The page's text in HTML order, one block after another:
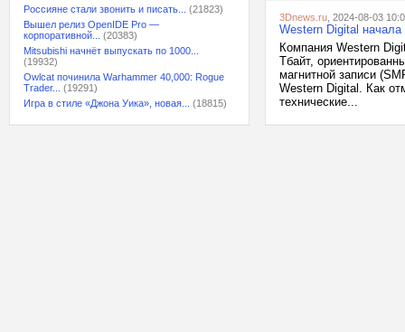
Россияне стали звонить и писать...
(21823)
Вышел релиз OpenIDE Pro —
корпоративной...
(20383)
Mitsubishi начнёт выпускать по 1000...
(19932)
Owlcat починила Warhammer 40,000: Rogue
Trader...
(19291)
Игра в стиле «Джона Уика», новая...
(18815)
3Dnews.ru , 2024-08-03
Western Digital
Компания Western
Тбайт,
магнитной записи
Western Digital. Как
технические...